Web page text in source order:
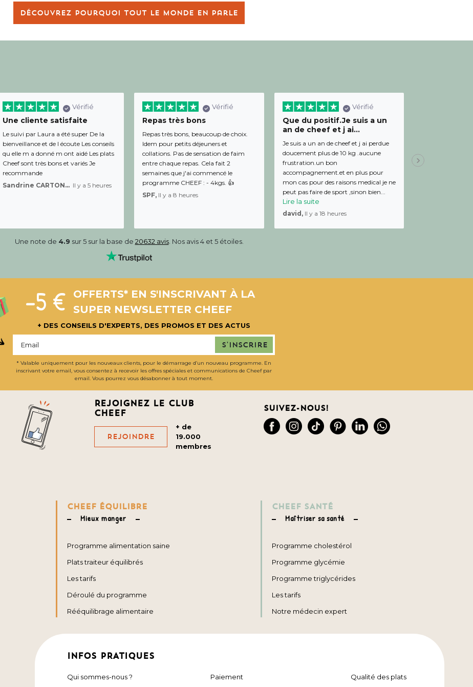
Découvrez pourquoi tout le monde en parle
Vérifié
Une cliente satisfaite
Le suivi par Laura a été super De la
bienveillance et de l écoute Les conseils
qu elle m a donné m ont aidé Les plats
Cheef sont très bons et variés Je
recommande
Sandrine CARTON-BRACQ, Il y a 5 heures
Vérifié
Repas très bons
Repas très bons, beaucoup de choix.
Idem pour petits déjeuners et
collations. Pas de sensation de faim
entre chaque repas. Cela fait 2
semaines que j'ai commencé le
programme CHEEF : - 4kgs. 👍
SPF, Il y a 8 heures
Vérifié
Que du positif.Je suis a un
an de cheef et j ai...
Je suis a un an de cheef et j ai perdue
doucement plus de 10 kg .aucune
frustration.un bon
accompagnement.et en plus pour
mon cas pour des raisons medical je ne
peut pas faire de sport ,sinon bien...
Lire la suite
david, Il y a 18 heures
Julien,
Une note de 4.9 sur 5 sur la base de 20632 avis. Nos avis 4 et 5 étoiles.
-5 €
OFFERTS* EN S'INSCRIVANT À LA
SUPER NEWSLETTER CHEEF
+ DES CONSEILS D'EXPERTS, DES PROMOS ET DES ACTUS
S'inscrire
* Valable uniquement pour les nouveaux clients, pour le démarrage d’un nouveau programme. En
inscrivant votre email, vous consentez à recevoir les offres spéciales et communications de Cheef par
email. Vous pourrez vous désabonner à tout moment.
Rejoignez le club
cheef
Rejoindre
+ de
19.000
membres
Suivez-nous!
CHEEF ÉQUILIBRE
Mieux manger
Programme alimentation saine
Plats traiteur équilibrés
Les tarifs
Déroulé du programme
Rééquilibrage alimentaire
CHEEF SANTÉ
Maîtriser sa santé
Programme cholestérol
Programme glycémie
Programme triglycérides
Les tarifs
Notre médecin expert
INFOS PRATIQUES
Qui sommes-nous ? Paiement Qualité des plats